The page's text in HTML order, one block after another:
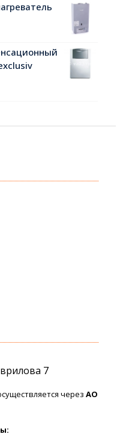
7
черезАО